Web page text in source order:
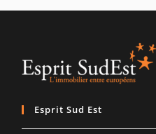
Esprit Sud Est